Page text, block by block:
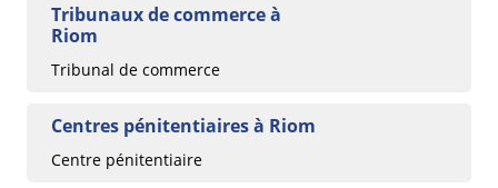
Tribunaux de commerce à
Riom
Tribunal de commerce
Centres pénitentiaires à Riom
Centre pénitentiaire